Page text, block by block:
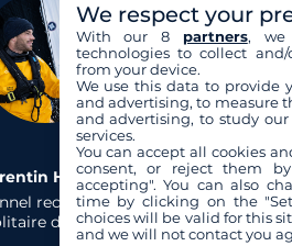
Horeau
reconnu et vainqueur de
du Figaro
We respect your
With our 8 partners, we
technologies to collect
from your device.
We use this data to provide
and advertising, to measure
and advertising, to study
services.
You can accept all cookies
consent, or reject them
accepting". You can also
time by clicking on the
choices will be valid for this
and we will not contact you